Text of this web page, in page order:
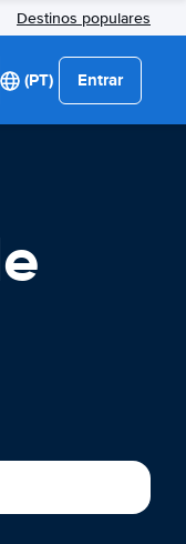
Destinos populares
(PT) Entrar